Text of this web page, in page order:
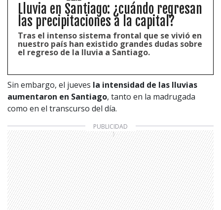
Lluvia en Santiago: ¿cuándo regresan
las precipitaciones a la capital?
Tras el intenso sistema frontal que se vivió en
nuestro país han existido grandes dudas sobre
el regreso de la lluvia a Santiago.
Sin embargo, el jueves la intensidad de las lluvias
aumentaron en Santiago, tanto en la madrugada
como en el transcurso del día.